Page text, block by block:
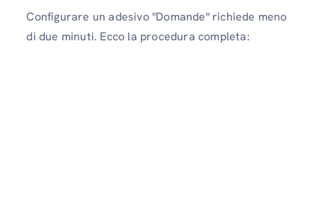
Configurare un adesivo "Domande" richiede meno
di due minuti. Ecco la procedura completa: